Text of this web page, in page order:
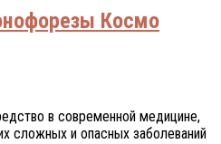
Космо
в современной медицине,
сложных и опасных заболеваний